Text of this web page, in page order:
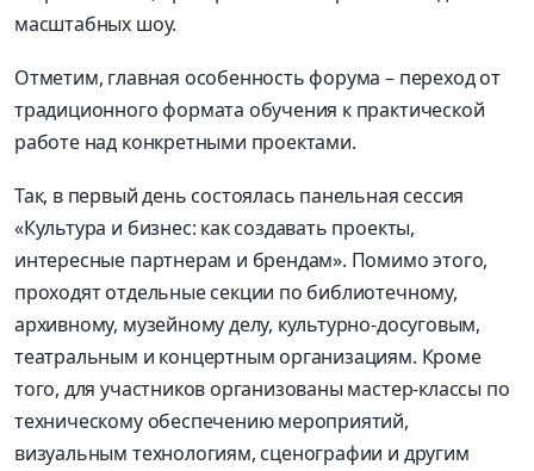
масштабных шоу.
Отметим, главная особенность форума – переход от
традиционного формата обучения к практической
работе над конкретными проектами.
Так, в первый день состоялась панельная сессия
«Культура и бизнес: как создавать проекты,
интересные партнерам и брендам». Помимо этого,
проходят отдельные секции по библиотечному,
архивному, музейному делу, культурно-досуговым,
театральным и концертным организациям. Кроме
того, для участников организованы мастер-классы по
техническому обеспечению мероприятий,
визуальным технологиям, сценографии и другим